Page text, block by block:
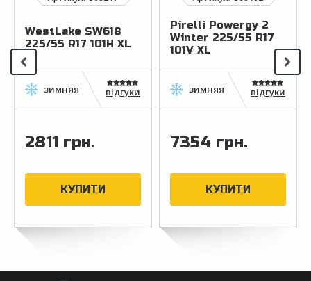
WestLake SW618
225/55 R17 101H XL
відгуки
2811 грн.
Pirelli Powergy 2
Winter 225/55 R17
101V XL
відгуки
7354 грн.